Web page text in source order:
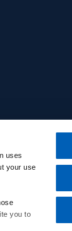
uses
your use
you to